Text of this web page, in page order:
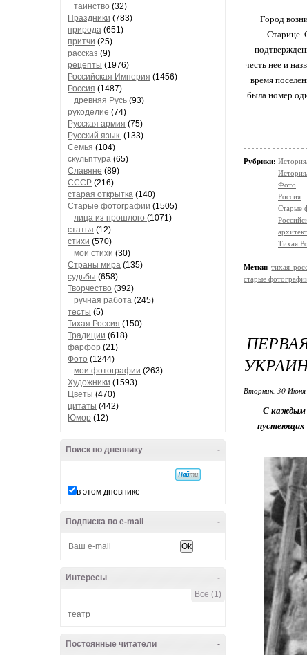
таинство (32)
Праздники (783)
природа (651)
притчи (25)
рассказ (9)
рецепты (1976)
Российская Империя (1456)
Россия (1487)
древняя Русь (93)
рукоделие (74)
Русская армия (75)
Русский язык. (133)
Семья (104)
скульптура (65)
Славяне (89)
СССР (216)
старая открытка (140)
Старые фотографии (1505)
лица из прошлого (1071)
статья (12)
стихи (570)
мои стихи (30)
Страны мира (135)
судьбы (658)
Творчество (392)
ручная работа (245)
тесты (5)
Тихая Россия (150)
Традиции (618)
фарфор (21)
Фото (1244)
мои фотографии (263)
Художники (1593)
Цветы (470)
цитаты (442)
Юмор (12)
-
Поиск по дневнику
в этом дневнике
-
Подписка по e-mail
-
Интересы
Все (1)
театр
-
Постоянные читатели
Город
Старице.
честь нее и
время
была номер
Рубрики:
Фото
Россия
Старые
Тихая
Метки: тихая
старые
Вторник, 30 Июня
С каждым
пустеющих